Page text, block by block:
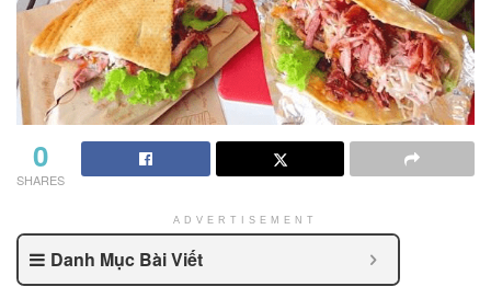
0
SHARES
ADVERTISEMENT
Danh Mục Bài Viết